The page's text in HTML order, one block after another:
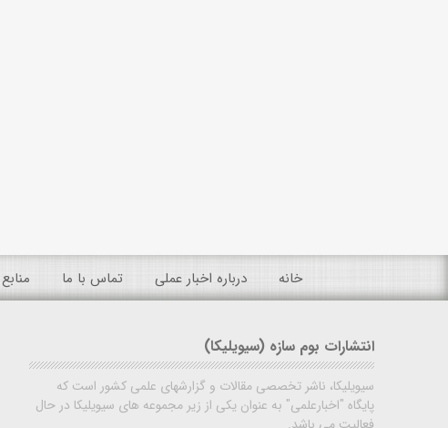
خانه درباره اخبار عملی تماس با ما منابع
انتشارات بوم سازه (سیویلیکا)
سیویلیکا، ناشر تخصصی مقالات و گزارشهای علمی کشور است که
پایگاه "اخبارعلمی" به عنوان یکی از زیر مجموعه های سیویلیکا در حال